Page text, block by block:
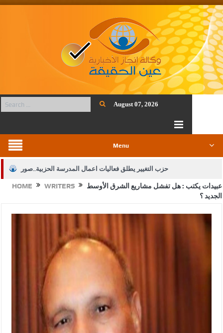
August 07, 2026
Menu
حزب التغيير يطلق فعاليات اعمال المدرسة الحزبية..صور
الجيش يفتح باب التجنيد لحملة البكالوريوس في الحقوق والقانون
النواب يقر مشروع تعديل قانون الملكية العقارية
القاضي يلتقي رؤساء تحرير الصحف اليومية ويؤكد حرص مجلس النواب
على شراكة فاعلة مع الإعلام
دعوة المكلفين بخدمة العلم (الدفعة الثالثة) إلى مراجعة منصة خدمة
HOME WRITERS
عبيدات يكتب : هل تفشل مشاريع الشرق الأوسط
الجديد ؟